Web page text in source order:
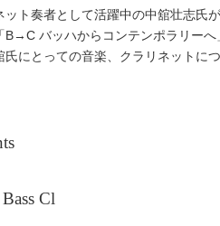
ト奏者として活躍中の中舘壮志氏
B→C バッハからコンテンポラリーへ
にとっての音楽、クラリネットに
Cl